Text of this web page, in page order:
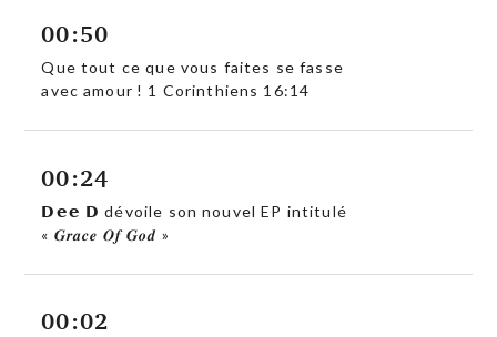
00:50
Que tout ce que vous faites se fasse
avec amour ! 1 Corinthiens 16:14
00:24
𝗗𝗲𝗲 𝗗 dévoile son nouvel EP intitulé
« 𝑮𝒓𝒂𝒄𝒆 𝑶𝒇 𝑮𝒐𝒅 »
00:02